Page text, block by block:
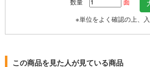
※単位をよく確認の上、
この商品を見た人が見ている商品